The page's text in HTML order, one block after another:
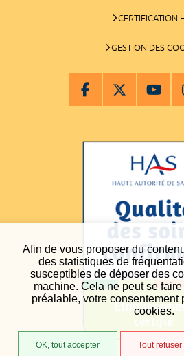
Afin de vous proposer du
des statistiques de
susceptibles de déposer des
machine. Cela ne peut se
préalable, votre consentement
cookies.
OK, tout accepter Tout refuser
CERTIFICATION
GESTION DES